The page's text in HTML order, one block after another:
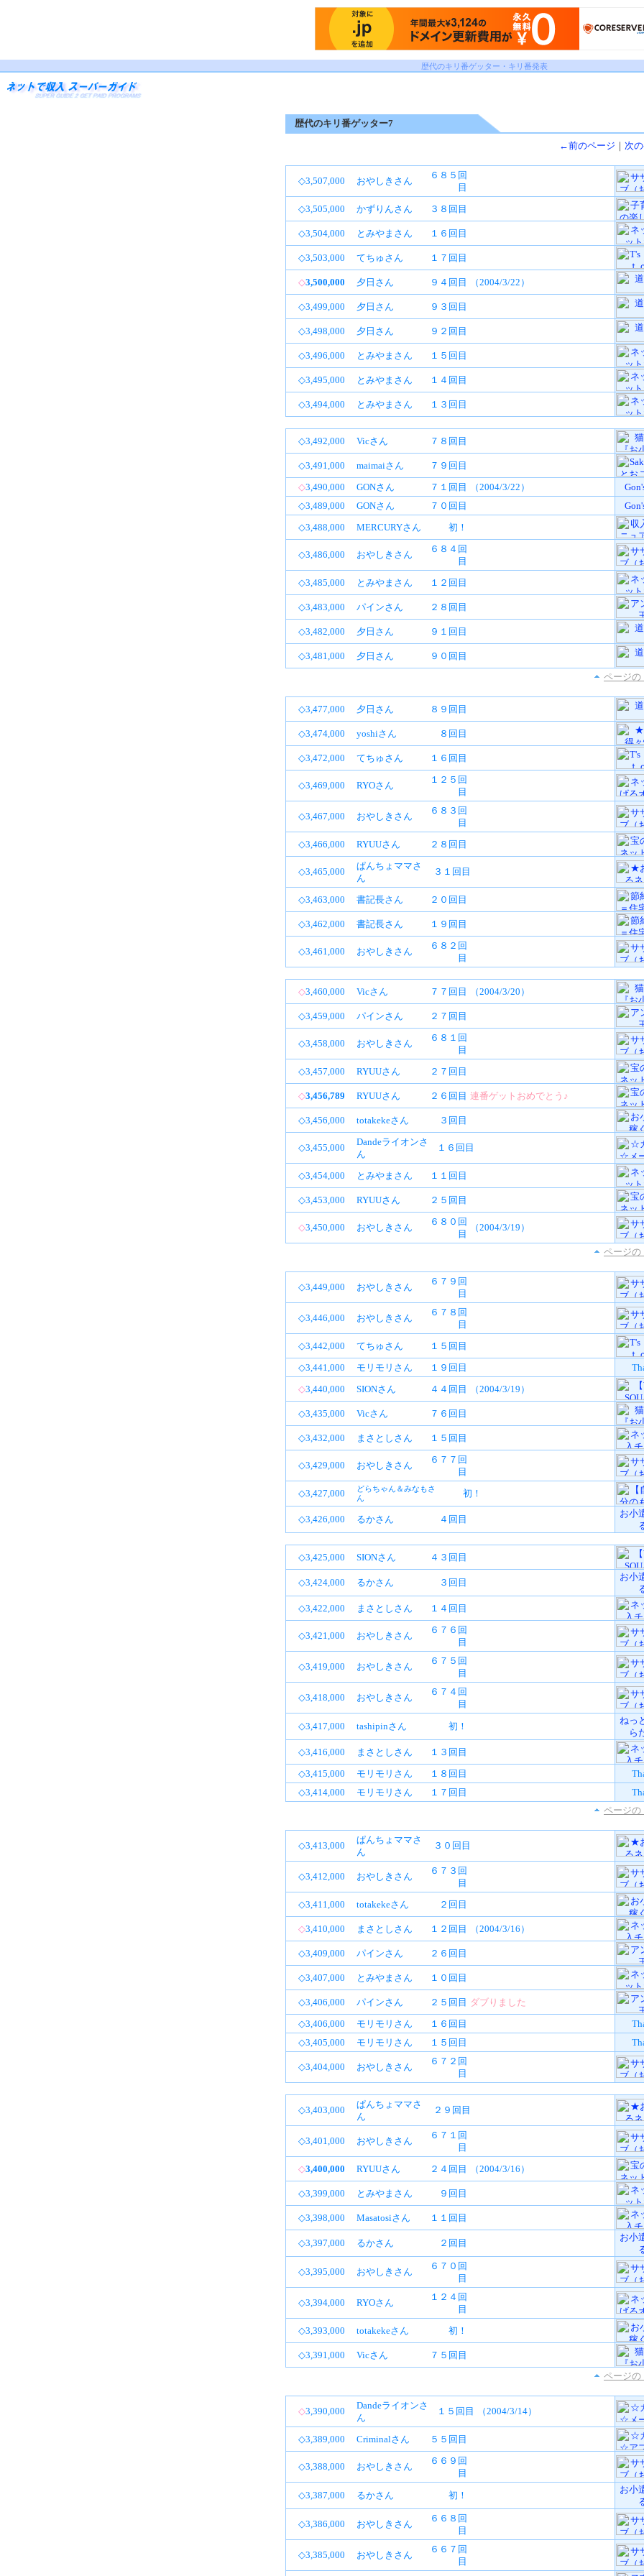
歴代のキリ番ゲッター・キリ番発表
歴代のキリ番ゲッター7
←前のページ ｜ 次
◇3,507,000 おやしきさん
６８５回
目
◇3,505,000
かずりんさん ３８回目
◇3,504,000 とみやまさん １６回目
◇3,503,000 てちゅさん １７回目
◇3,500,000 夕日さん ９４回目 （2004/3/22）
◇3,499,000 夕日さん ９３回目
◇3,498,000 夕日さん ９２回目
◇3,496,000 とみやまさん １５回目
◇3,495,000 とみやまさん １４回目
◇3,494,000 とみやまさん １３回目
◇3,492,000 Vicさん ７８回目
◇3,491,000 maimaiさん
７９回目
◇3,490,000 GONさん ７１回目 （2004/3/22）
◇3,489,000
GONさん ７０回目
◇3,488,000
MERCURYさん 初！
◇3,486,000 おやしきさん
６８４回
目
◇3,485,000
とみやまさん １２回目
◇3,483,000 パインさん ２８回目
◇3,482,000 夕日さん ９１回目
◇3,481,000 夕日さん
９０回目
ページの
◇3,477,000 夕日さん ８９回目
◇3,474,000 yoshiさん ８回目
◇3,472,000 てちゅさん １６回目
◇3,469,000 RYOさん
１２５回
目
◇3,467,000 おやしきさん
６８３回
目
◇3,466,000
RYUUさん ２８回目
◇3,465,000
ぱんちょママさ
ん
３１回目
◇3,463,000 書記長さん ２０回目
◇3,462,000 書記長さん １９回目
◇3,461,000 おやしきさん
６８２回
目
◇3,460,000 Vicさん ７７回目 （2004/3/20）
◇3,459,000 パインさん ２７回目
◇3,458,000 おやしきさん
６８１回
目
◇3,457,000
RYUUさん ２７回目
◇3,456,789 RYUUさん ２６回目 連番ゲットおめでとう♪
◇3,456,000 totakekeさん ３回目
◇3,455,000
Dandeライオンさ
ん
１６回目
◇3,454,000 とみやまさん １１回目
◇3,453,000 RYUUさん ２５回目
◇3,450,000 おやしきさん
６８０回
目
（2004/3/19）
ページの
◇3,449,000 おやしきさん
６７９回
目
◇3,446,000 おやしきさん
６７８回
目
◇3,442,000
てちゅさん
１５回目
◇3,441,000
モリモリさん １９回目
◇3,440,000 SIONさん ４４回目 （2004/3/19）
◇3,435,000 Vicさん ７６回目
◇3,432,000 まさとしさん １５回目
◇3,429,000 おやしきさん
６７７回
目
◇3,427,000
どらちゃん＆みなもさ
ん
初！
◇3,426,000 るかさん ４回目
お小
◇3,425,000 SIONさん ４３回目
◇3,424,000 るかさん ３回目
お小
◇3,422,000
まさとしさん １４回目
◇3,421,000 おやしきさん
６７６回
目
◇3,419,000 おやしきさん
６７５回
目
◇3,418,000 おやしきさん
６７４回
目
◇3,417,000 tashipinさん 初！
ねっ
ら
◇3,416,000
まさとしさん
１３回目
◇3,415,000
モリモリさん １８回目
◇3,414,000
モリモリさん １７回目
ページの
◇3,413,000
ぱんちょママさ
ん
３０回目
◇3,412,000 おやしきさん
６７３回
目
◇3,411,000
totakekeさん ２回目
◇3,410,000 まさとしさん １２回目 （2004/3/16）
◇3,409,000 パインさん ２６回目
◇3,407,000 とみやまさん １０回目
◇3,406,000 パインさん ２５回目 ダブりました
◇3,406,000
モリモリさん １６回目
◇3,405,000
モリモリさん １５回目
◇3,404,000 おやしきさん
６７２回
目
◇3,403,000
ぱんちょママさ
ん
２９回目
◇3,401,000 おやしきさん
６７１回
目
◇3,400,000 RYUUさん ２４回目 （2004/3/16）
◇3,399,000 とみやまさん ９回目
◇3,398,000 Masatosiさん １１回目
◇3,397,000 るかさん ２回目
お小
◇3,395,000 おやしきさん
６７０回
目
◇3,394,000 RYOさん
１２４回
目
◇3,393,000
totakekeさん 初！
◇3,391,000 Vicさん
７５回目
ページの
◇3,390,000
Dandeライオンさ
ん
１５回目 （2004/3/14）
◇3,389,000 Criminalさん ５５回目
◇3,388,000 おやしきさん
６６９回
目
◇3,387,000 るかさん 初！
お小
◇3,386,000 おやしきさん
６６８回
目
◇3,385,000 おやしきさん
６６７回
目